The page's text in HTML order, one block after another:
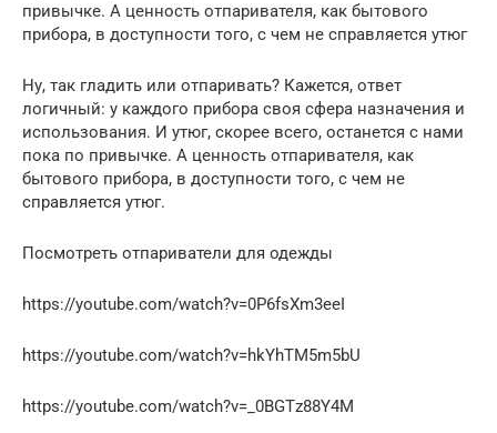
привычке. А ценность отпаривателя, как бытового
прибора, в доступности того, с чем не справляется утюг
Ну, так гладить или отпаривать? Кажется, ответ
логичный: у каждого прибора своя сфера назначения и
использования. И утюг, скорее всего, останется с нами
пока по привычке. А ценность отпаривателя, как
бытового прибора, в доступности того, с чем не
справляется утюг.
Посмотреть отпариватели для одежды
https://youtube.com/watch?v=0P6fsXm3eeI
https://youtube.com/watch?v=hkYhTM5m5bU
https://youtube.com/watch?v=_0BGTz88Y4M